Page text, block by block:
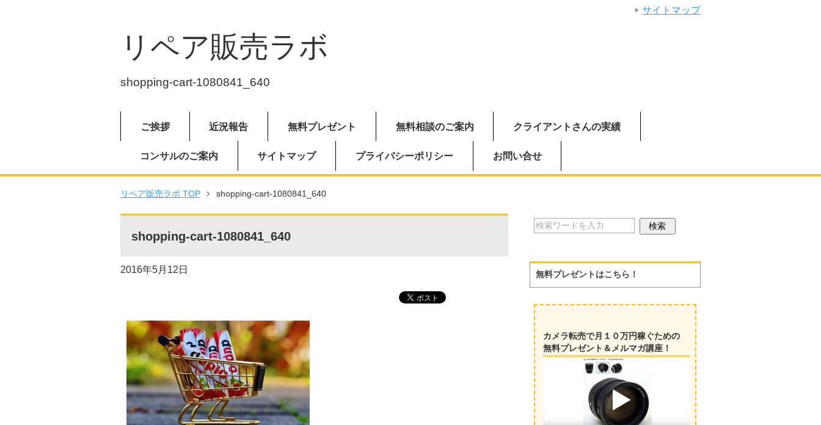
リペア販売ラボ
shopping-cart-1080841_640
ご挨拶 近況報告 無料プレゼント 無料相談のご案内 クライアントさんの実績
コンサルのご案内 サイトマップ プライバシーポリシー お問い合せ
リペア販売ラボ TOP shopping-cart-1080841_640
shopping-cart-1080841_640
2016年5月12日 無料プレゼントはこちら！
カメラ転売で月１０万円稼ぐための
無料プレゼント＆メルマガ講座！
サイトマップ